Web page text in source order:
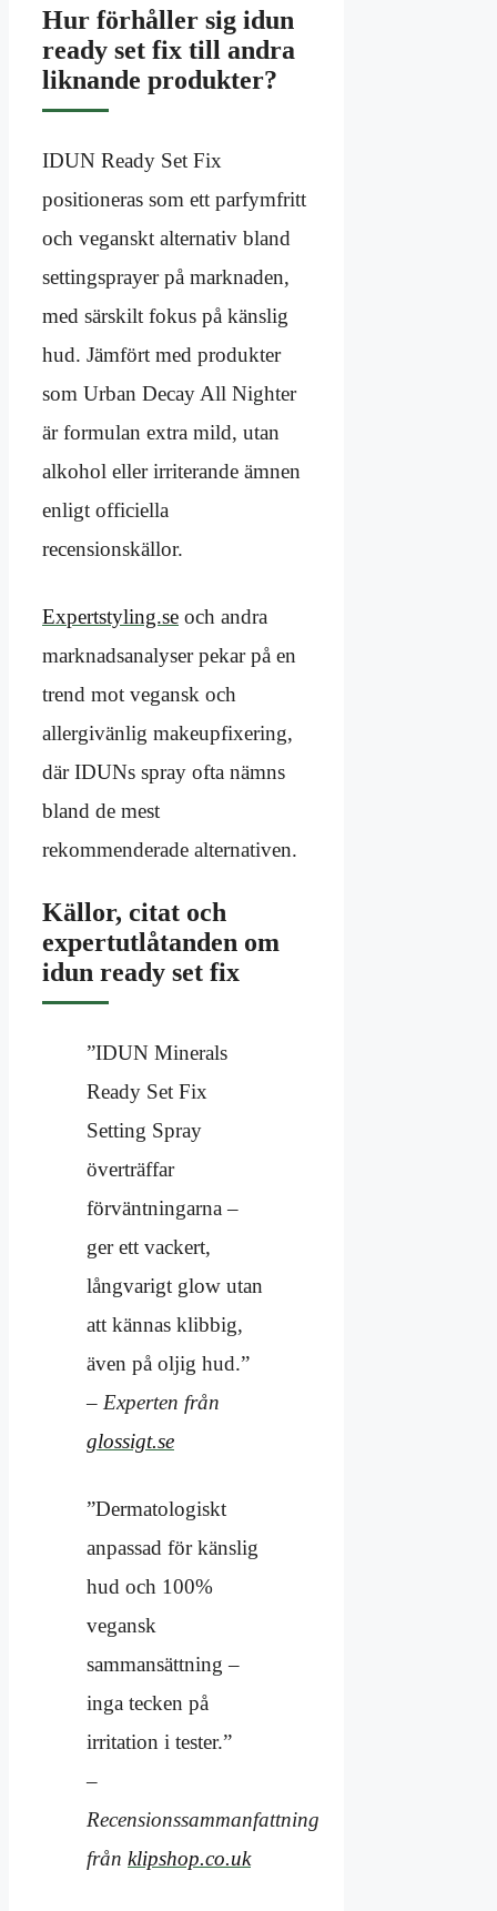
Hur förhåller sig idun
ready set fix till andra
liknande produkter?
IDUN Ready Set Fix
positioneras som ett parfymfritt
och veganskt alternativ bland
settingsprayer på marknaden,
med särskilt fokus på känslig
hud. Jämfört med produkter
som Urban Decay All Nighter
är formulan extra mild, utan
alkohol eller irriterande ämnen
enligt officiella
recensionskällor.
Expertstyling.se och andra
marknadsanalyser pekar på en
trend mot vegansk och
allergivänlig makeupfixering,
där IDUNs spray ofta nämns
bland de mest
rekommenderade alternativen.
Källor, citat och
expertutlåtanden om
idun ready set fix
”IDUN Minerals
Ready Set Fix
Setting Spray
överträffar
förväntningarna –
ger ett vackert,
långvarigt glow utan
att kännas klibbig,
även på oljig hud.”
– Experten från
glossigt.se
”Dermatologiskt
anpassad för känslig
hud och 100%
vegansk
sammansättning –
inga tecken på
irritation i tester.”
–
Recensionssammanfattning
från klipshop.co.uk